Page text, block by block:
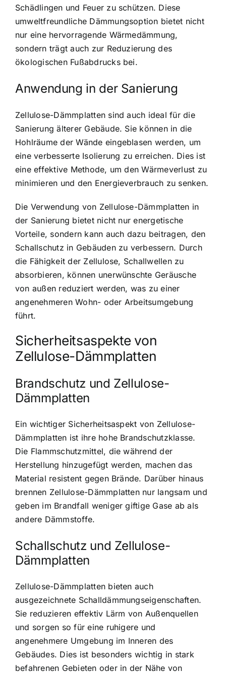
Schädlingen und Feuer zu schützen. Diese
umweltfreundliche Dämmungsoption bietet nicht
nur eine hervorragende Wärmedämmung,
sondern trägt auch zur Reduzierung des
ökologischen Fußabdrucks bei.
Anwendung in der Sanierung
Zellulose-Dämmplatten sind auch ideal für die
Sanierung älterer Gebäude. Sie können in die
Hohlräume der Wände eingeblasen werden, um
eine verbesserte Isolierung zu erreichen. Dies ist
eine effektive Methode, um den Wärmeverlust zu
minimieren und den Energieverbrauch zu senken.
Die Verwendung von Zellulose-Dämmplatten in
der Sanierung bietet nicht nur energetische
Vorteile, sondern kann auch dazu beitragen, den
Schallschutz in Gebäuden zu verbessern. Durch
die Fähigkeit der Zellulose, Schallwellen zu
absorbieren, können unerwünschte Geräusche
von außen reduziert werden, was zu einer
angenehmeren Wohn- oder Arbeitsumgebung
führt.
Sicherheitsaspekte von
Zellulose-Dämmplatten
Brandschutz und Zellulose-
Dämmplatten
Ein wichtiger Sicherheitsaspekt von Zellulose-
Dämmplatten ist ihre hohe Brandschutzklasse.
Die Flammschutzmittel, die während der
Herstellung hinzugefügt werden, machen das
Material resistent gegen Brände. Darüber hinaus
brennen Zellulose-Dämmplatten nur langsam und
geben im Brandfall weniger giftige Gase ab als
andere Dämmstoffe.
Schallschutz und Zellulose-
Dämmplatten
Zellulose-Dämmplatten bieten auch
ausgezeichnete Schalldämmungseigenschaften.
Sie reduzieren effektiv Lärm von Außenquellen
und sorgen so für eine ruhigere und
angenehmere Umgebung im Inneren des
Gebäudes. Dies ist besonders wichtig in stark
befahrenen Gebieten oder in der Nähe von